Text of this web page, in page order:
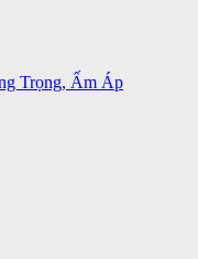
Trọng, Ấm Áp